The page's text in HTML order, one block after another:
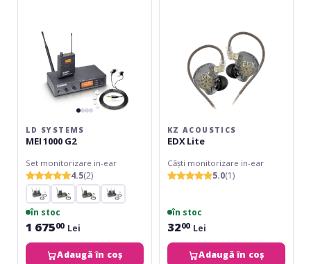
LD SYSTEMS
MEI 1000 G2
Set monitorizare in-ear
4.5(2)
în stoc
1 67500 Lei
Adaugă în coș
KZ ACOUSTICS
EDX Lite
Căști monitorizare in-ear
5.0(1)
în stoc
3200 Lei
Adaugă în coș